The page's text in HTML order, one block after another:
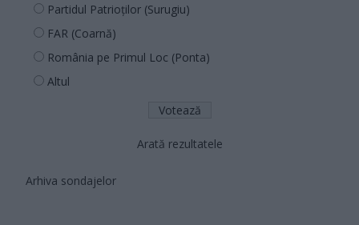
Partidul Patrioților (Surugiu)
FAR (Coarnă)
România pe Primul Loc (Ponta)
Altul
Arată rezultatele
Arhiva sondajelor